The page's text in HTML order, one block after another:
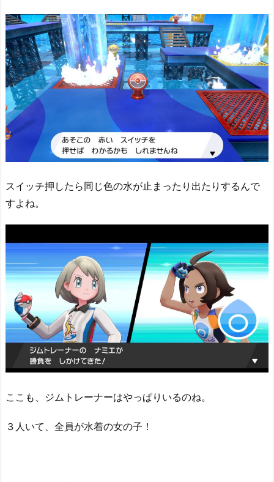
スイッチ押したら同じ色の水が止まったり出たりするんで
すよね。
ここも、ジムトレーナーはやっぱりいるのね。
３人いて、全員が水着の女の子！